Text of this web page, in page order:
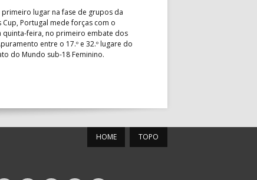
PAV. GIMN. S. JOÃO VER
ESC. BARTOLOMEU
PAV. ACÁCIO ROSA
lugar na fase de grupos da
Cup, Portugal mede forças com o
quinta-feira, no primeiro embate dos
entre o 17.º e 32.º lugare do
do Mundo sub-18 Feminino.
TOPO
HOME